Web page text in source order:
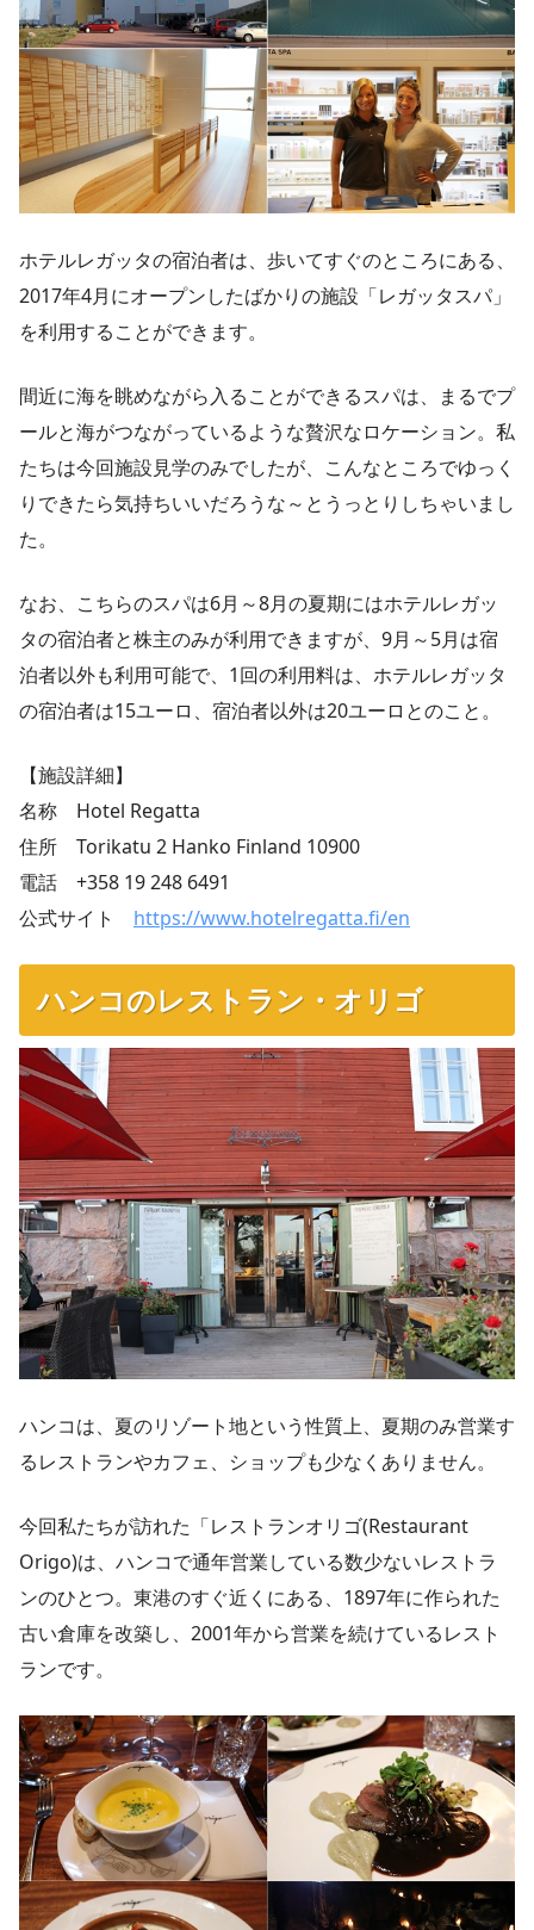
ホテルレガッタの宿泊者は、歩いてすぐのところにある、
2017年4月にオープンしたばかりの施設「レガッタスパ」
を利用することができます。
間近に海を眺めながら入ることができるスパは、まるでプ
ールと海がつながっているような贅沢なロケーション。私
たちは今回施設見学のみでしたが、こんなところでゆっく
りできたら気持ちいいだろうな～とうっとりしちゃいまし
た。
なお、こちらのスパは6月～8月の夏期にはホテルレガッ
タの宿泊者と株主のみが利用できますが、9月～5月は宿
泊者以外も利用可能で、1回の利用料は、ホテルレガッタ
の宿泊者は15ユーロ、宿泊者以外は20ユーロとのこと。
【施設詳細】
名称 Hotel Regatta
住所 Torikatu 2 Hanko Finland 10900
電話 +358 19 248 6491
公式サイト https://www.hotelregatta.fi/en
ハンコのレストラン・オリゴ
ハンコは、夏のリゾート地という性質上、夏期のみ営業す
るレストランやカフェ、ショップも少なくありません。
今回私たちが訪れた「レストランオリゴ(Restaurant
Origo)は、ハンコで通年営業している数少ないレストラ
ンのひとつ。東港のすぐ近くにある、1897年に作られた
古い倉庫を改築し、2001年から営業を続けているレスト
ランです。